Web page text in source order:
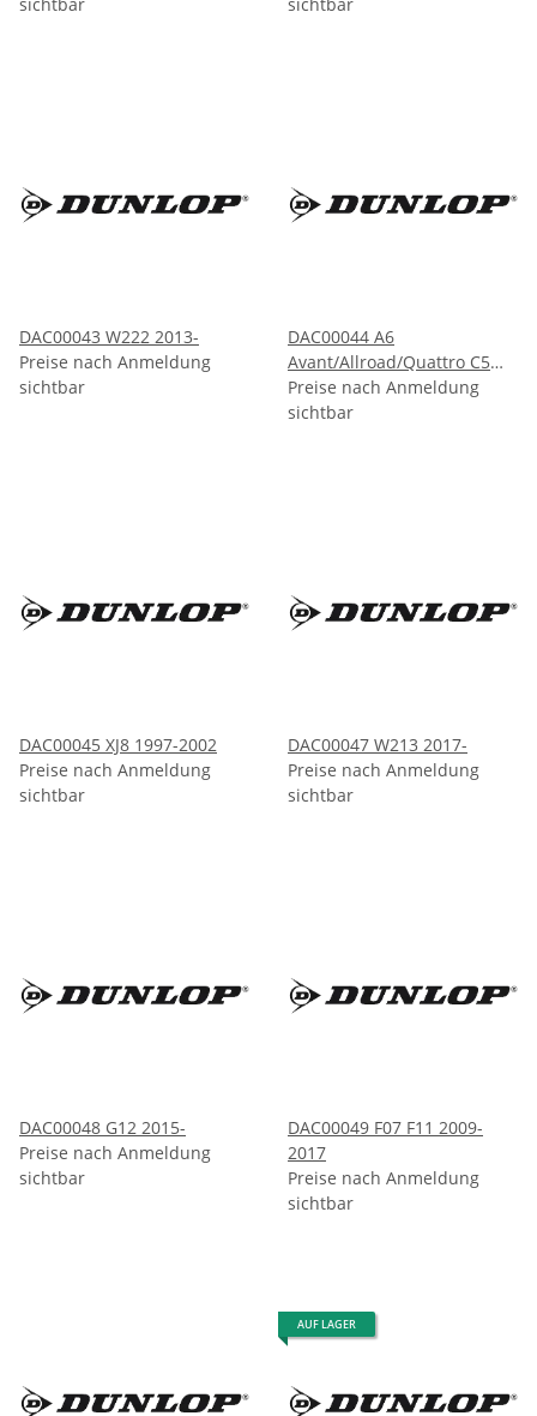
DAC00043 W222 2013-
Preise nach Anmeldung
sichtbar
DAC00044 A6
Avant/Allroad/Quattro C5
1997-2005
Preise nach Anmeldung
sichtbar
DAC00045 XJ8 1997-2002
Preise nach Anmeldung
sichtbar
DAC00047 W213 2017-
Preise nach Anmeldung
sichtbar
DAC00048 G12 2015-
Preise nach Anmeldung
sichtbar
DAC00049 F07 F11 2009-
2017
Preise nach Anmeldung
sichtbar
AUF LAGER